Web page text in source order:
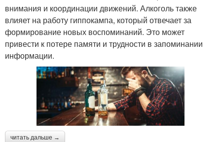
внимания и координации движений. Алкоголь также
влияет на работу гиппокампа, который отвечает за
формирование новых воспоминаний. Это может
привести к потере памяти и трудности в запоминании
информации.
читать дальше →